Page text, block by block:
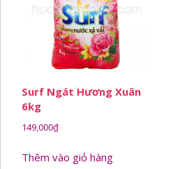
Surf Ngát Hương Xuân
6kg
149,000₫
Thêm vào giỏ hàng